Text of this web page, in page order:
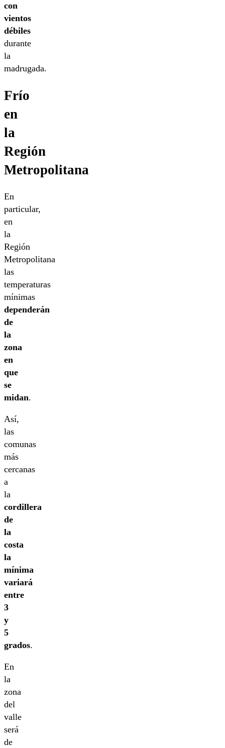
con
vientos
débiles
durante
la
madrugada.
Frío
en
la
Región
Metropolitana
En
particular,
en
la
Región
Metropolitana
las
temperaturas
mínimas
dependerán
de
la
zona
en
que
se
midan.
Así,
las
comunas
más
cercanas
a
la
cordillera
de
la
costa
la
mínima
variará
entre
3
y
5
grados.
En
la
zona
del
valle
será
de